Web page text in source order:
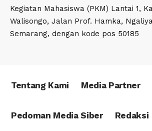
Kegiatan Mahasiswa (PKM) Lantai 1,
Walisongo, Jalan Prof. Hamka,
Semarang, dengan kode pos 50185
Tentang Kami Media Partner
Pedoman Media Siber Redaksi